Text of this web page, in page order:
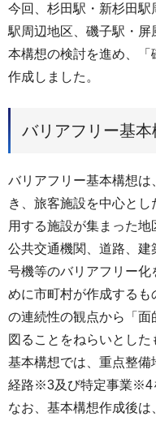
今回、杉田駅・新杉田
駅周辺地区、磯子駅・
本構想の検討を進め、
作成しました。
バリアフリー基本
バリアフリー基本構想
き、旅客施設を中心と
用する施設が集まった
公共交通機関、道路、
号機等のバリアフリー化
めに市町村が作成する
の連続性の観点から「
図ることをねらいとした
基本構想では、重点整
経路※3及び特定事業※4
なお、基本構想作成後